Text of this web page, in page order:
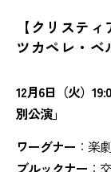
【クリステ
ツカペレ・ベ
12月6日（火）
別公演」
ワーグナー ：楽
ブルックナー ：